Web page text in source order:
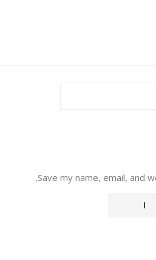
Save my name, email, and